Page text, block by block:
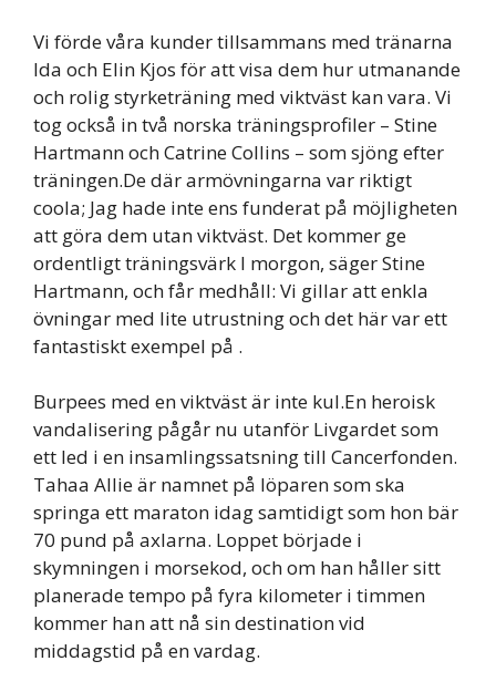
Vi förde våra kunder tillsammans med tränarna
Ida och Elin Kjos för att visa dem hur utmanande
och rolig styrketräning med viktväst kan vara. Vi
tog också in två norska träningsprofiler – Stine
Hartmann och Catrine Collins – som sjöng efter
träningen.De där armövningarna var riktigt
coola; Jag hade inte ens funderat på möjligheten
att göra dem utan viktväst. Det kommer ge
ordentligt träningsvärk I morgon, säger Stine
Hartmann, och får medhåll: Vi gillar att enkla
övningar med lite utrustning och det här var ett
fantastiskt exempel på .
Burpees med en viktväst är inte kul.En heroisk
vandalisering pågår nu utanför Livgardet som
ett led i en insamlingssatsning till Cancerfonden.
Tahaa Allie är namnet på löparen som ska
springa ett maraton idag samtidigt som hon bär
70 pund på axlarna. Loppet började i
skymningen i morsekod, och om han håller sitt
planerade tempo på fyra kilometer i timmen
kommer han att nå sin destination vid
middagstid på en vardag.